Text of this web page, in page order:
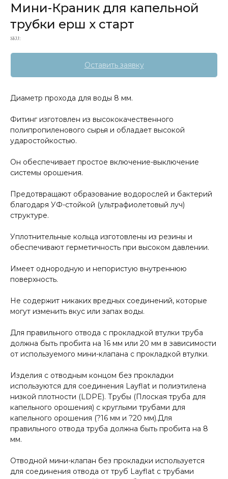
Мини-Краник для капельной
трубки ерш х старт
SKU:
Оставить заявку
Диаметр прохода для воды 8 мм.
Фитинг изготовлен из высококачественного
полипропиленового сырья и обладает высокой
ударостойкостью.
Он обеспечивает простое включение-выключение
системы орошения.
Предотвращают образование водорослей и бактерий
благодаря УФ-стойкой (ультрафиолетовый луч)
структуре.
Уплотнительные кольца изготовлены из резины и
обеспечивают герметичность при высоком давлении.
Имеет однородную и непористую внутреннюю
поверхность.
Не содержит никаких вредных соединений, которые
могут изменить вкус или запах воды.
Для правильного отвода с прокладкой втулки труба
должна быть пробита на 16 мм или 20 мм в зависимости
от используемого мини-клапана с прокладкой втулки.
Изделия с отводным концом без прокладки
используются для соединения Layflat и полиэтилена
низкой плотности (LDPE). Трубы (Плоская труба для
капельного орошения) с круглыми трубами для
капельного орошения (?16 мм и ?20 мм).Для
правильного отвода труба должна быть пробита на 8
мм.
Отводной мини-клапан без прокладки используется
для соединения отвода от труб Layflat с трубами